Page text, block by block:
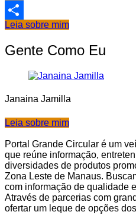
Email
Share
Leia sobre mim
Gente Como Eu
Janaina Jamilla
Leia sobre mim
Portal Grande Circular é um
que reúne informação,
diversidades de produtos
Zona Leste de Manaus.
com informação de qualidade
Através de parcerias com
ofertar um leque de opções